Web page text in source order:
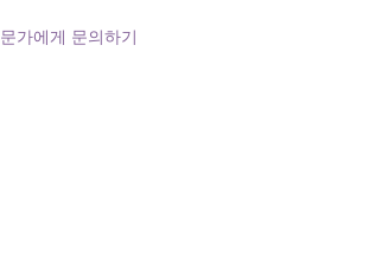
가에게 문의하기